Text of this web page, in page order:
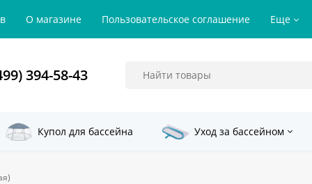
О магазине Пользовательское соглашение Еще
394-58-43
Купол для бассейна Уход за бассейном